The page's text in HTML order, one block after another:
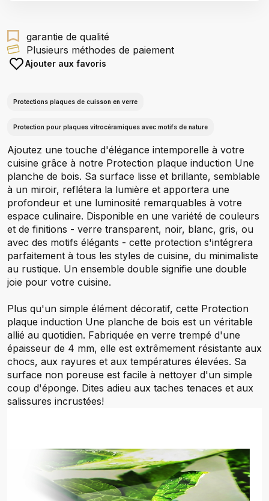
garantie de qualité
Plusieurs méthodes de paiement
Ajouter aux favoris
Protections plaques de cuisson en verre
Protection pour plaques vitrocéramiques avec motifs de nature
Ajoutez une touche d'élégance intemporelle à votre
cuisine grâce à notre Protection plaque induction Une
planche de bois. Sa surface lisse et brillante, semblable
à un miroir, reflétera la lumière et apportera une
profondeur et une luminosité remarquables à votre
espace culinaire. Disponible en une variété de couleurs
et de finitions - verre transparent, noir, blanc, gris, ou
avec des motifs élégants - cette protection s'intégrera
parfaitement à tous les styles de cuisine, du minimaliste
au rustique. Un ensemble double signifie une double
joie pour votre cuisine.
Plus qu'un simple élément décoratif, cette Protection
plaque induction Une planche de bois est un véritable
allié au quotidien. Fabriquée en verre trempé d'une
épaisseur de 4 mm, elle est extrêmement résistante aux
chocs, aux rayures et aux températures élevées. Sa
surface non poreuse est facile à nettoyer d'un simple
coup d'éponge. Dites adieu aux taches tenaces et aux
salissures incrustées!